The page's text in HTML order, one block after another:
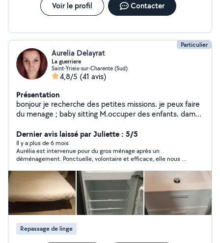
Voir le profil Contacter
Particulier
Aurelia Delayrat
La guerriere
Saint-Yrieix-sur-Charente (Sud)
4,8/5 (41 avis)
Présentation
bonjour je recherche des petites missions. je peux faire
du menage ; baby sitting M.occuper des enfants. dame
courses Je peu prendre votre repassage et le faire.
Vous le.ramner. les balades m occuper des enfants
surveillante de nuit Accueillir. Accompagner. Chantier de
peinture. Je peu laver vos voitures extérieur. Et
interieur. Classer des dossiers informatique. Faites des
lettres de motivations. Petit. Dépannage informatique.
Petit travaux de plomberie je suis a votre service;
Dernier avis laissé par Juliette : 5/5
Il y a plus de 6 mois
Aurélia est intervenue pour du gros ménage après un
déménagement. Ponctuelle, volontaire et efficace, elle nous a
Repassage de linge